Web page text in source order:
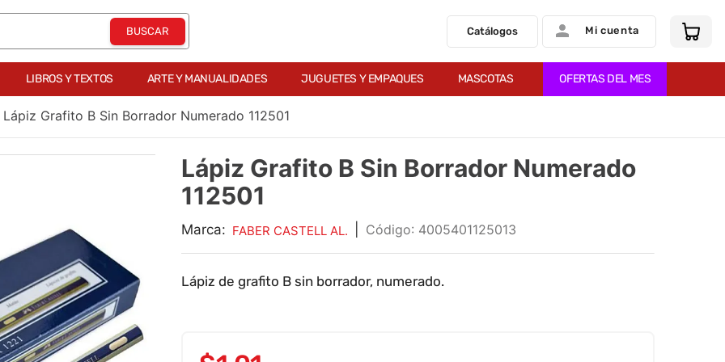
Catálogos Mi cuenta
LIBROS Y TEXTOS ARTE Y MANUALIDADES JUGUETES Y EMPAQUES MASCOTAS OFERTAS DEL MES
Lápiz Grafito B Sin Borrador Numerado 112501
Lápiz Grafito B Sin Borrador Numerado
112501
Marca: FABER CASTELL AL. : 4005401125013
Lápiz de grafito B sin borrador, numerado.